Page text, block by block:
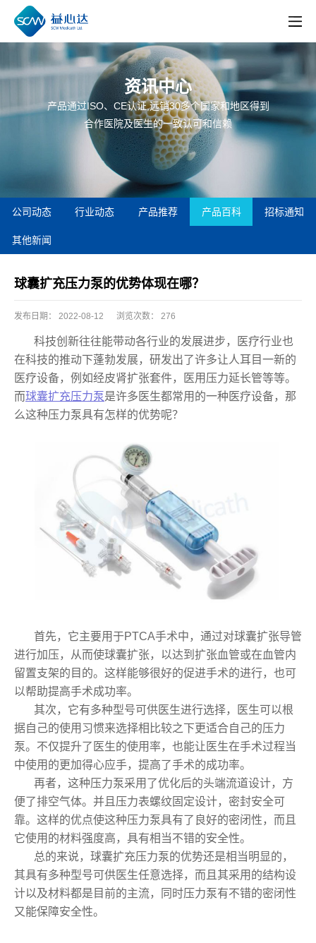
资讯中心
产品通过ISO、CE认证,远销30多个国家和地区得到
合作医院及医生的一致认可和信赖
公司动态 行业动态 产品推荐 产品百科 招标通知
其他新闻
球囊扩充压力泵的优势体现在哪？
发布日期： 2022-08-12 浏览次数： 276
科技创新往往能带动各行业的发展进步，医疗行业也
在科技的推动下蓬勃发展，研发出了许多让人耳目一新的
医疗设备，例如经皮肾扩张套件，医用压力延长管等等。
而球囊扩充压力泵是许多医生都常用的一种医疗设备，那
么这种压力泵具有怎样的优势呢？
首先，它主要用于PTCA手术中，通过对球囊扩张导管
进行加压，从而使球囊扩张，以达到扩张血管或在血管内
留置支架的目的。这样能够很好的促进手术的进行，也可
以帮助提高手术成功率。
其次，它有多种型号可供医生进行选择，医生可以根
据自己的使用习惯来选择相比较之下更适合自己的压力
泵。不仅提升了医生的使用率，也能让医生在手术过程当
中使用的更加得心应手，提高了手术的成功率。
再者，这种压力泵采用了优化后的头端流道设计，方
便了排空气体。并且压力表螺纹固定设计，密封安全可
靠。这样的优点使这种压力泵具有了良好的密闭性，而且
它使用的材料强度高，具有相当不错的安全性。
总的来说，球囊扩充压力泵的优势还是相当明显的，
其具有多种型号可供医生任意选择，而且其采用的结构设
计以及材料都是目前的主流，同时压力泵有不错的密闭性
又能保障安全性。